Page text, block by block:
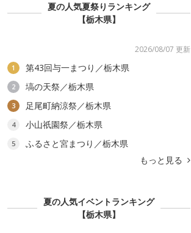
夏の人気夏祭りランキング
【栃木県】
2026/08/07 更新
1 第43回与一まつり／栃木県
2 塙の天祭／栃木県
3 足尾町納涼祭／栃木県
4 小山祇園祭／栃木県
5
ふるさと宮まつり／栃木県
もっと見る
夏の人気イベントランキング
【栃木県】